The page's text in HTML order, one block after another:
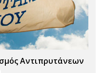
Αντιπρυτάνεων